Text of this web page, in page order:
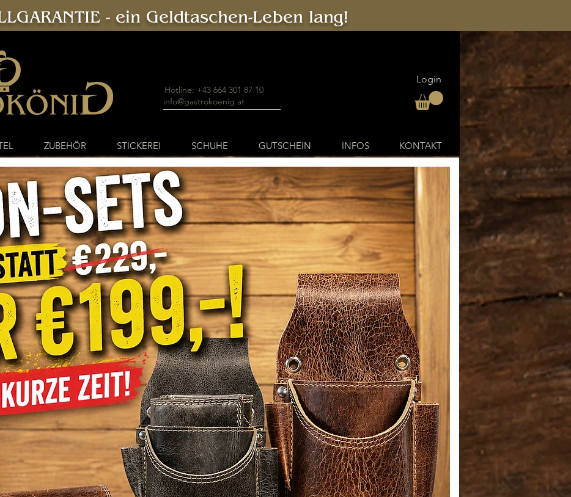
- ein Geldtaschen-Leben lang!
Login
Hotline: +43 664 301 87 10
info@gastrokoenig.at
ZUBEHÖR STICKEREI SCHUHE GUTSCHEIN INFOS KONTAKT